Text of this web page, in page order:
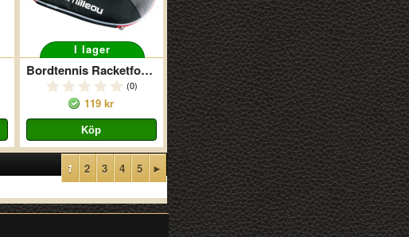
I lager
Bordtennis Racketfodral Cornilleau
(0)
119 kr
1 2 3 4 5 ►